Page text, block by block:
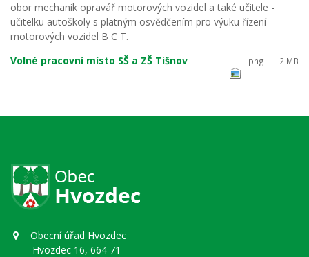
obor mechanik opravář motorových vozidel a také učitele -
učitelku autoškoly s platným osvědčením pro výuku řízení
motorových vozidel B C T.
Volné pracovní místo SŠ a ZŠ Tišnov
png 2 MB
Obecní úřad Hvozdec
Hvozdec 16, 664 71